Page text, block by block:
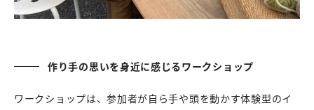
作り手の思いを身近に感じるワークショップ
ワークショップは、参加者が自ら手や頭を動かす体験型のイ